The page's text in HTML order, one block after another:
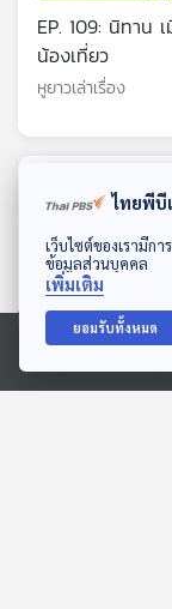
ดาวน์โหลด Thai PBS
Ⓒ 2020 องค์การกระจายเสียง
EP. 109: นิทาน
น้องเที่ยว
หูยาวเล่าเรื่อง
ตอนที่เกี่ยวข้อง
ไทยพีบี
เว็บไซต์ของเรามีก
ข้อมูลส่วนบุคคล
เพิ่มเติม
ยอมรับทั้งหมด